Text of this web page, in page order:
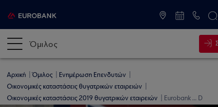
Όμιλος
Αρχική Όμιλος
Ενημέρωση Επενδυτών
Οικονομικές καταστάσεις θυγατρικών εταιρειών
Οικονομικές καταστάσεις 2019 θυγατρικών εταιρειών
Eurobank ... D